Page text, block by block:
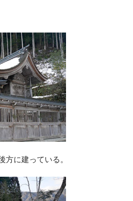
方に建っている。